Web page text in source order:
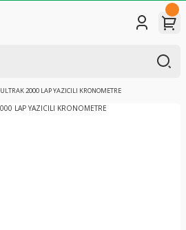
ULTRAK 2000 LAP YAZICILI KRONOMETRE